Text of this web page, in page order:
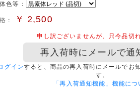
色等：
： ￥ 2,500
申し訳ございませんが、只今品切
再入荷時にメールで通
グインすると、商品の再入荷時にメールでお
す。
「再入荷通知機能」機能につ